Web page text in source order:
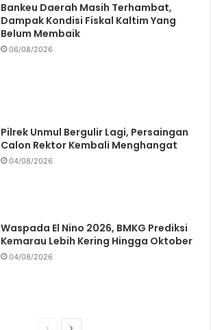
Bankeu Daerah Masih Terhambat,
Dampak Kondisi Fiskal Kaltim Yang
Belum Membaik
06/08/2026
Pilrek Unmul Bergulir Lagi, Persaingan
Calon Rektor Kembali Menghangat
04/08/2026
Waspada El Nino 2026, BMKG Prediksi
Kemarau Lebih Kering Hingga Oktober
04/08/2026